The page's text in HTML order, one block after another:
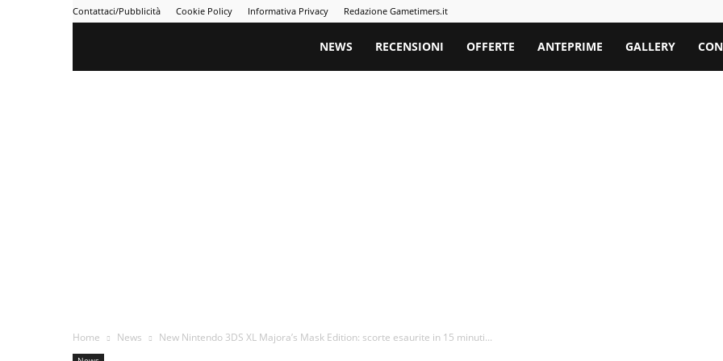
Contattaci/Pubblicità Cookie Policy Informativa Privacy Redazione Gametimers.it
Gametimers
NEWS RECENSIONI OFFERTE ANTEPRIME GALLERY
Home News New Nintendo 3DS XL Majora’s Mask Edition: scorte esaurite in 15 minuti...